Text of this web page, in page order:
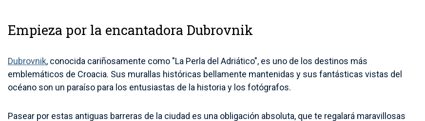
Empieza por la encantadora Dubrovnik
Dubrovnik, conocida cariñosamente como "La Perla del Adriático", es uno de los destinos más
emblemáticos de Croacia. Sus murallas históricas bellamente mantenidas y sus fantásticas vistas del
océano son un paraíso para los entusiastas de la historia y los fotógrafos.
Pasear por estas antiguas barreras de la ciudad es una obligación absoluta, que te regalará maravillosas